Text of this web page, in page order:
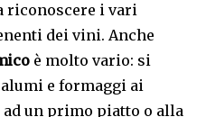
riconoscere i vari
dei vini. Anche
è molto vario: si
e formaggi ai
un primo piatto o alla